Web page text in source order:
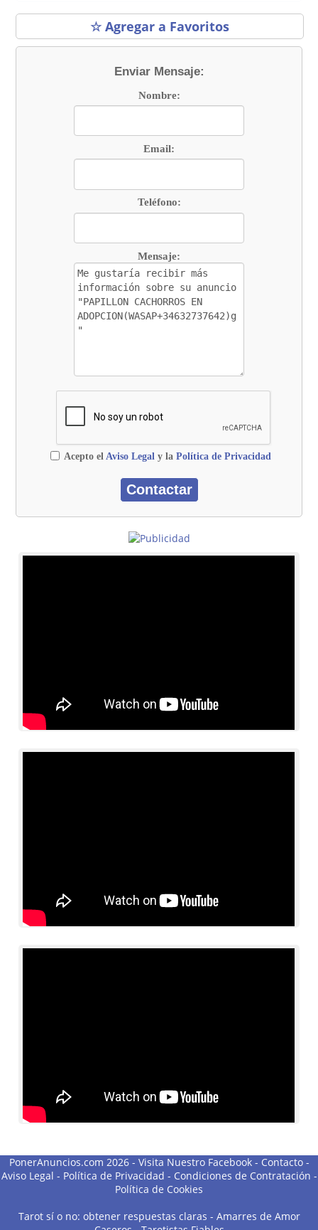
☆ Agregar a Favoritos
Enviar Mensaje:
Nombre:
Email:
Teléfono:
Mensaje:
Acepto el Aviso Legaly la Política de Privacidad
PonerAnuncios.com 2026 - Visita Nuestro Facebook- Contacto-
Aviso Legal - Política de Privacidad - Condiciones de Contratación -
Política de Cookies
Tarot sí o no: obtener respuestas claras - Amarres de Amor